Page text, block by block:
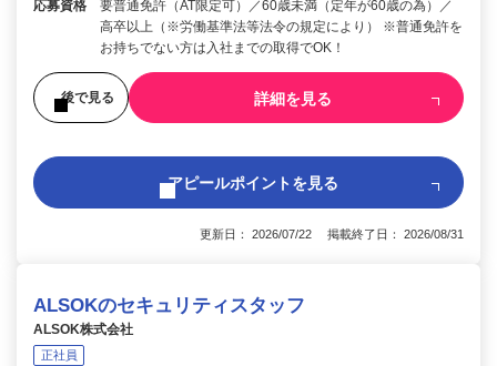
応募資格
要普通免許（AT限定可）／60歳未満（定年が60歳の為）／
高卒以上（※労働基準法等法令の規定により） ※普通免許を
お持ちでない方は入社までの取得でOK！
後で見る 詳細を見る
アピールポイントを見る
更新日： 2026/07/22 掲載終了日： 2026/08/31
ALSOKのセキュリティスタッフ
ALSOK株式会社
正社員